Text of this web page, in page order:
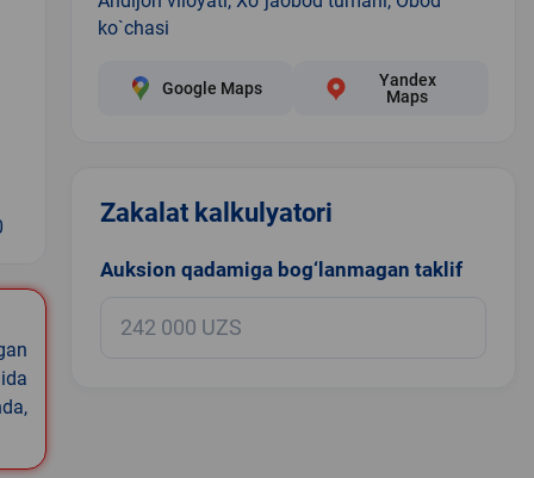
ko`chasi
Google Maps
Yandex
Maps
Zakalat kalkulyatori
Auksion qadamiga bog‘lanmagan taklif